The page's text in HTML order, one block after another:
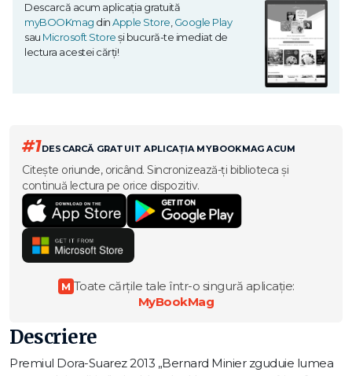
Descarcă acum aplicația gratuită
myBOOKmag dinApple Store,Google Play
sau Microsoft Storeși bucură-te imediat de
lectura acestei cărți!
#1DESCARCĂ GRATUIT APLICAȚIA MYBOOKMAG ACUM
Citește oriunde, oricând. Sincronizează-ți biblioteca și
continuă lectura pe orice dispozitiv.
M Toate cărțile tale într-o singură aplicație:
MyBookMag
Descriere
Premiul Dora-Suarez 2013 „Bernard Minier zguduie lumea